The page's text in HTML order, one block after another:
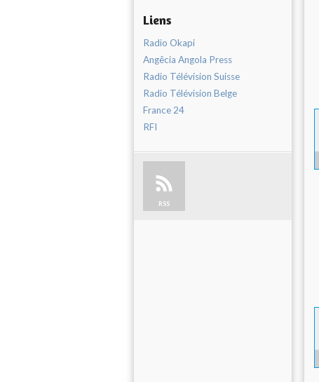
Liens
Radio Okapi
Angêcia Angola Press
Radio Télévision Suisse
Radio Télévision Belge
France 24
RFI
RSS